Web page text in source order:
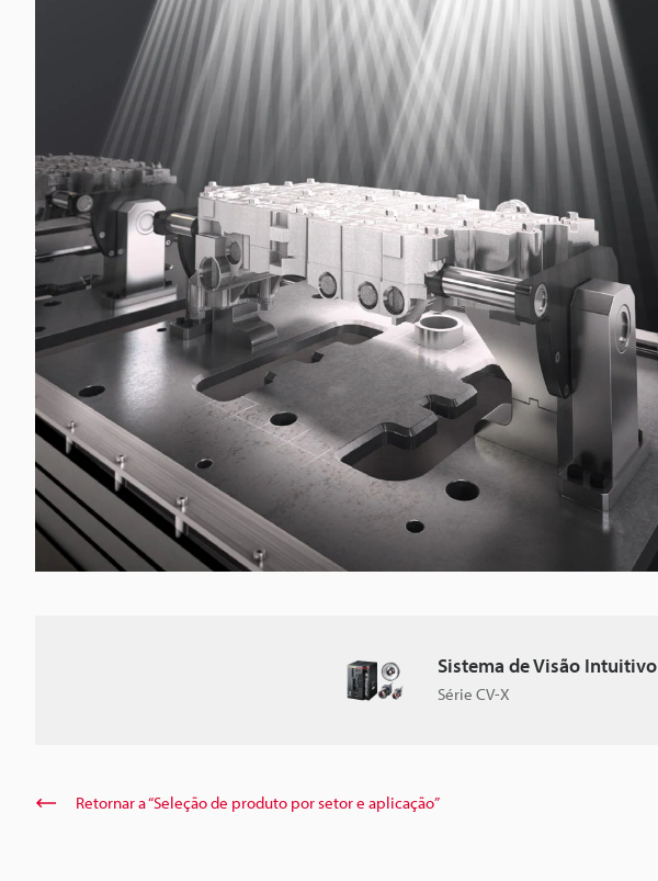
Sistema de Visão Intuitivo
Série CV-X
Retornar a “Seleção de produto por setor e aplicação”